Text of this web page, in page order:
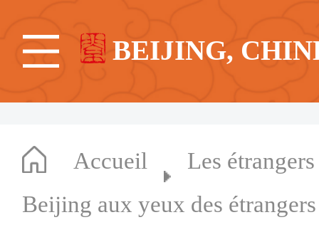
BEIJING,
Accueil
Les
Beijing aux yeux des étrangers